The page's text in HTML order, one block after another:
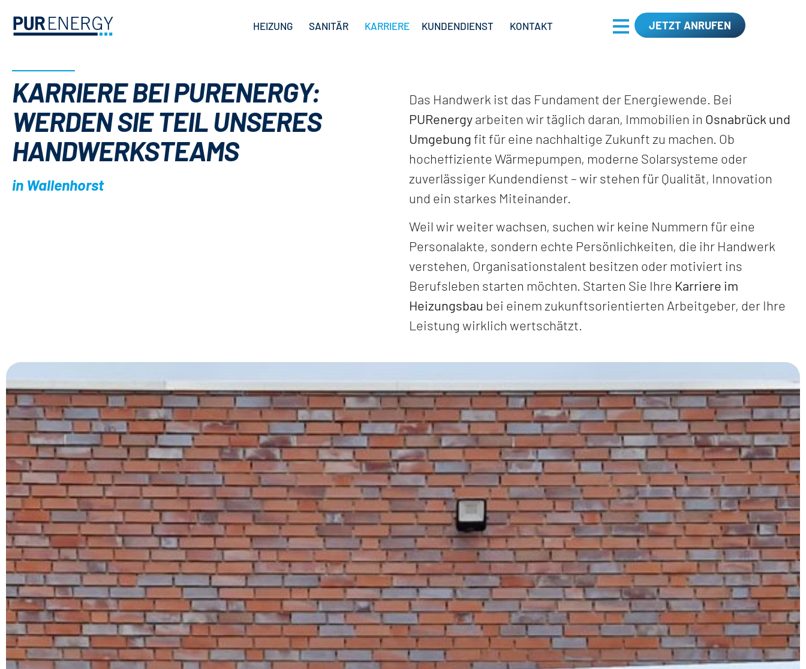
HEIZUNG SANITÄR KARRIERE KUNDENDIENST KONTAKT JETZT ANRUFEN
KARRIERE BEI PURENERGY:
WERDEN SIE TEIL UNSERES
HANDWERKSTEAMS
in Wallenhorst
Das Handwerk ist das Fundament der Energiewende. Bei
PURenergyarbeiten wir täglich daran, Immobilien in Osnabrück und
Umgebungfit für eine nachhaltige Zukunft zu machen. Ob
hocheffiziente Wärmepumpen, moderne Solarsysteme oder
zuverlässiger Kundendienst – wir stehen für Qualität, Innovation
und ein starkes Miteinander.
Weil wir weiter wachsen, suchen wir keine Nummern für eine
Personalakte, sondern echte Persönlichkeiten, die ihr Handwerk
verstehen, Organisationstalent besitzen oder motiviert ins
Berufsleben starten möchten. Starten Sie Ihre Karriere im
Heizungsbau bei einem zukunftsorientierten Arbeitgeber, der Ihre
Leistung wirklich wertschätzt.